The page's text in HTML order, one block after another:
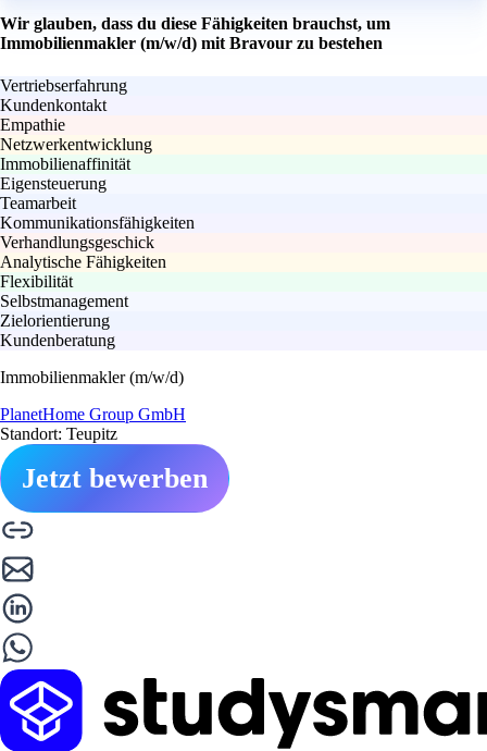
Wir glauben, dass du diese Fähigkeiten brauchst, um
Immobilienmakler (m/w/d) mit Bravour zu bestehen
Vertriebserfahrung
Kundenkontakt
Empathie
Netzwerkentwicklung
Immobilienaffinität
Eigensteuerung
Teamarbeit
Kommunikationsfähigkeiten
Verhandlungsgeschick
Analytische Fähigkeiten
Flexibilität
Selbstmanagement
Zielorientierung
Kundenberatung
Immobilienmakler (m/w/d)
PlanetHome Group GmbH
Standort: Teupitz
Jetzt bewerben